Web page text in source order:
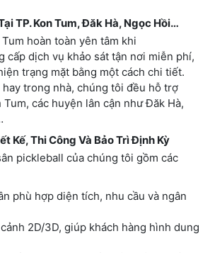
TP. Kon Tum, Đăk Hà, Ngọc Hồi…
hoàn toàn yên tâm khi
cấp dịch vụ khảo sát tận nơi miễn phí,
trạng mặt bằng một cách chi tiết.
trong nhà, chúng tôi đều hỗ trợ
Tum, các huyện lân cận như Đăk Hà,
Kế, Thi Công Và Bảo Trì Định Kỳ
pickleball của chúng tôi gồm các
phù hợp diện tích, nhu cầu và ngân
2D/3D, giúp khách hàng hình dung